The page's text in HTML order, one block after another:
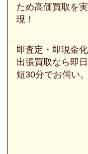
ため高価買取を実
現！
即査定・即現金化
出張買取なら即
短30分でお伺い。